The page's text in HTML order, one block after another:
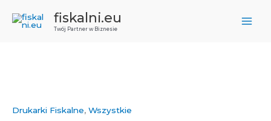
fiskalni.eu
Twój Partner w Biznesie
Drukarki Fiskalne, Wszystkie
Temo